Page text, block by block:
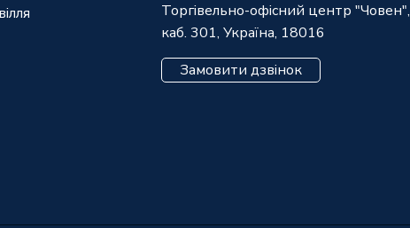
Торгівельно-офісний центр "Човен",
каб. 301, Україна, 18016
Замовити дзвінок